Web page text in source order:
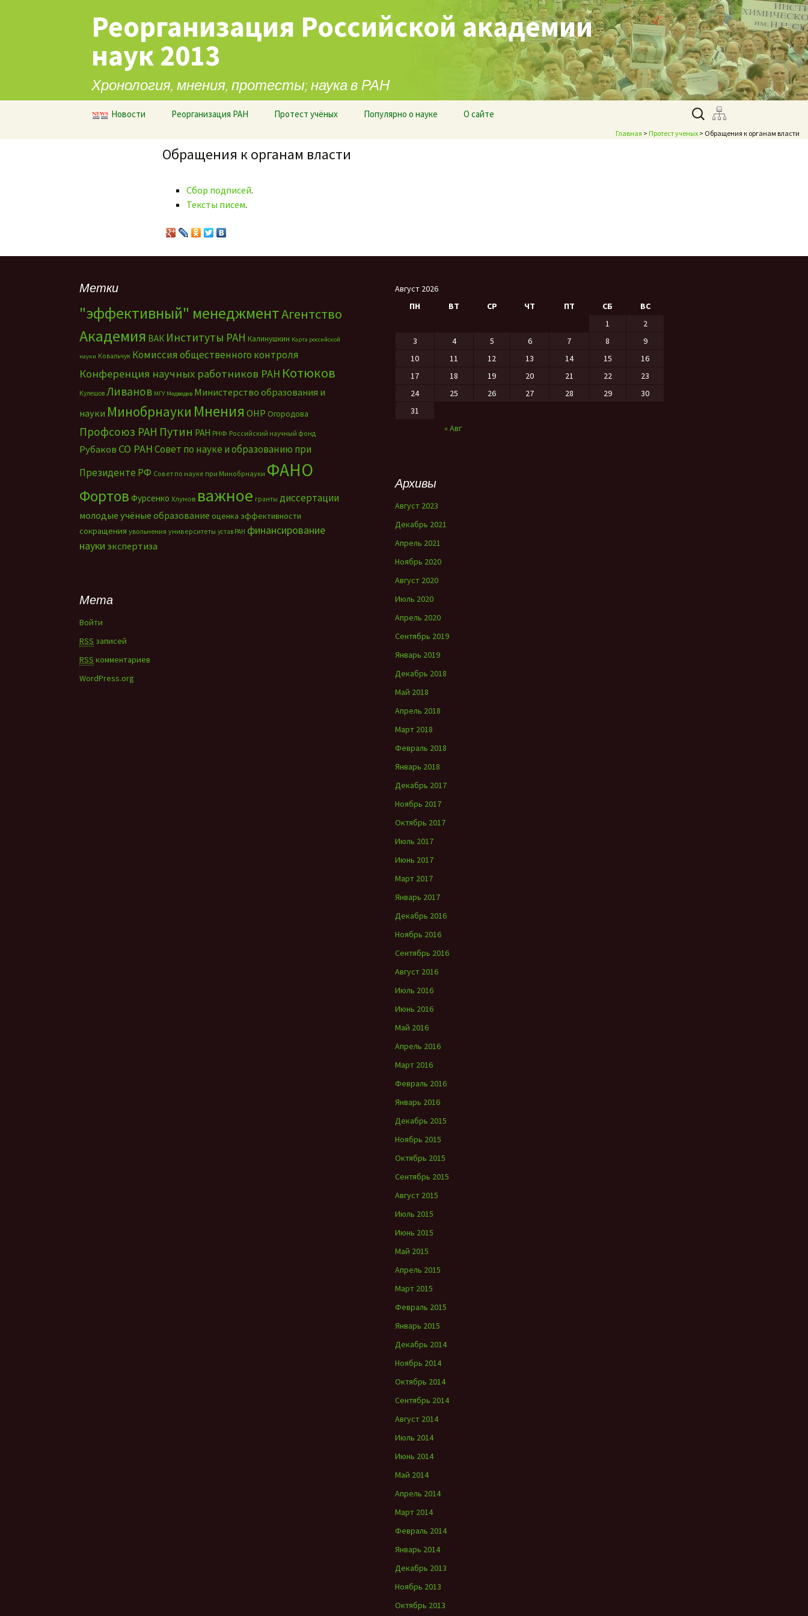
Реорганизация Российской академии
наук 2013
Хронология, мнения, протесты; наука в РАН
Перейти к содержимому
Новости Реорганизация РАН Протест учёных Популярно о науке О сайте Найти:
Главная > Протест ученых > Обращения к органам власти
Обращения к органам власти
Сбор подписей.
Тексты писем.
Метки
"эффективный" менеджментАгентство
Академия ВАК Институты РАН Калинушкин Карта российской
науки Ковальчук Комиссия общественного контроля
Конференция научных работников РАН Котюков
Кулешов Ливанов МГУ Медведев Министерство образования и
науки Минобрнауки Мнения ОНР Огородова
Профсоюз РАН Путин РАН РНФ Российский научный фонд
Рубаков СО РАНСовет по науке и образованию при
Президенте РФ Совет по науке при Минобрнауки ФАНО
Фортов Фурсенко Хлунов важное гранты диссертации
молодые учёные образование оценка эффективности
сокращения увольнения университеты устав РАН финансирование
науки экспертиза
Август 2026
ПН
ВТ СР ЧТ ПТ СБ ВС
« Авг
1
2
3
4 5 6 7 8
9
10
11 12 13 14 15
16
17
18 19 20 21 22
23
24
25 26 27 28 29
30
31
Архивы
Август 2023
Декабрь 2021
Апрель 2021
Ноябрь 2020
Август 2020
Июль 2020
Апрель 2020
Сентябрь 2019
Январь 2019
Декабрь 2018
Май 2018
Апрель 2018
Март 2018
Февраль 2018
Январь 2018
Декабрь 2017
Ноябрь 2017
Октябрь 2017
Июль 2017
Июнь 2017
Март 2017
Январь 2017
Декабрь 2016
Ноябрь 2016
Сентябрь 2016
Август 2016
Июль 2016
Июнь 2016
Май 2016
Апрель 2016
Март 2016
Февраль 2016
Январь 2016
Декабрь 2015
Ноябрь 2015
Октябрь 2015
Сентябрь 2015
Август 2015
Июль 2015
Июнь 2015
Май 2015
Апрель 2015
Март 2015
Февраль 2015
Январь 2015
Декабрь 2014
Ноябрь 2014
Октябрь 2014
Сентябрь 2014
Август 2014
Июль 2014
Июнь 2014
Май 2014
Апрель 2014
Март 2014
Февраль 2014
Январь 2014
Декабрь 2013
Ноябрь 2013
Октябрь 2013
Мета
Войти
RSS записей
RSS комментариев
WordPress.org